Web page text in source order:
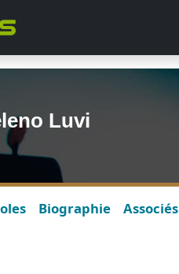
Luvi
Biographie Associés